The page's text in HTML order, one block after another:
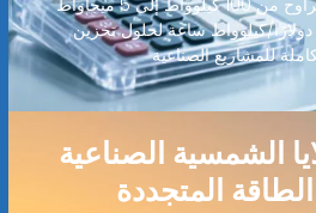
أقل من 320 دولارًا/كيلوواط ساعة لحلول تخزين
الشمسية الصناعية
المتجددة